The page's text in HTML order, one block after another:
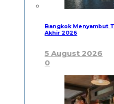
Bangkok Menyambut
Akhir 2026
5 August 2026
0